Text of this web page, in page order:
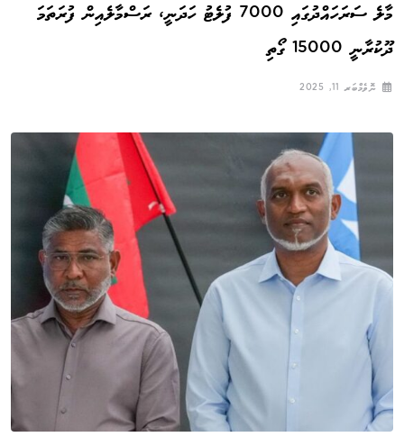
މާލެ ސަރަހައްދުގައި 7000 ފުލެޓު ހަދަނީ، ރަސްމާލެއިން ފުރަތަމަ
ދޫކުރާނީ 15000 ގޯތި
ނޮވެމްބަރ 11, 2025